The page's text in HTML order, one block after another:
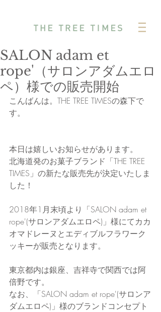
SALON adam et
rope'（サロンアダムエロ
ペ）様での販売開始
こんばんは。THE TREE TIMESの森下で
す。
本日は嬉しいお知らせがあります。
北海道発のお菓子ブランド「THE TREE
TIMES」の新たな販売先が決定いたしま
した！
2018年1月末頃より「SALON adam et
rope'(サロンアダムエロペ)」様にてカカ
オマドレーヌとエディブルフラワーク
ッキーが販売となります。
東京都内は銀座、吉祥寺で関西では阿
倍野です。
なお、「SALON adam et rope'(サロンア
ダムエロペ)」様のブランドコンセプト